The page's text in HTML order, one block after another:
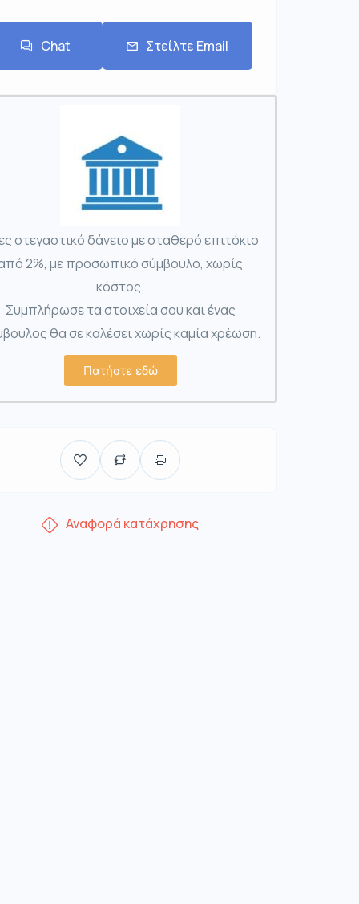
Chat Στείλτε Email
στεγαστικό δάνειο με σταθερό επιτόκιο
2%, με προσωπικό σύμβουλο, χωρίς
κόστος.
Συμπλήρωσε τα στοιχεία σου και ένας
θα σε καλέσει χωρίς καμία χρέωση.
Πατήστε εδώ
Αναφορά κατάχρησης